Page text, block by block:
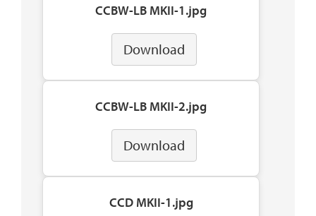
CCBW-LB MKII-1.jpg
Download
CCBW-LB MKII-2.jpg
Download
CCD MKII-1.jpg